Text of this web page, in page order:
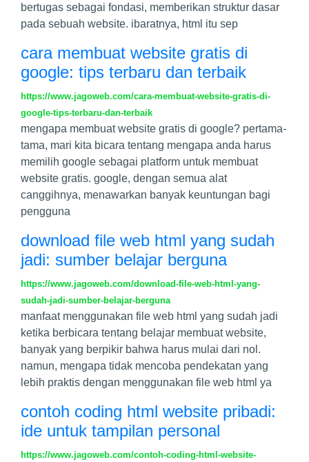
bertugas sebagai fondasi, memberikan struktur dasar
pada sebuah website. ibaratnya, html itu sep
cara membuat website gratis di
google: tips terbaru dan terbaik
https://www.jagoweb.com/cara-membuat-website-gratis-di-
google-tips-terbaru-dan-terbaik
mengapa membuat website gratis di google? pertama-
tama, mari kita bicara tentang mengapa anda harus
memilih google sebagai platform untuk membuat
website gratis. google, dengan semua alat
canggihnya, menawarkan banyak keuntungan bagi
pengguna
download file web html yang sudah
jadi: sumber belajar berguna
https://www.jagoweb.com/download-file-web-html-yang-
sudah-jadi-sumber-belajar-berguna
manfaat menggunakan file web html yang sudah jadi
ketika berbicara tentang belajar membuat website,
banyak yang berpikir bahwa harus mulai dari nol.
namun, mengapa tidak mencoba pendekatan yang
lebih praktis dengan menggunakan file web html ya
contoh coding html website pribadi:
ide untuk tampilan personal
https://www.jagoweb.com/contoh-coding-html-website-